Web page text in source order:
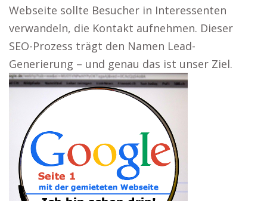
Webseite sollte Besucher in Interessenten
verwandeln, die Kontakt aufnehmen. Dieser
SEO-Prozess trägt den Namen Lead-
Generierung – und genau das ist unser Ziel.